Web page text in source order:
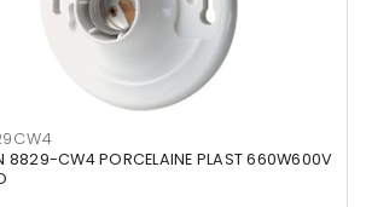
8829-CW4 PORCELAINE PLAST 660W600V